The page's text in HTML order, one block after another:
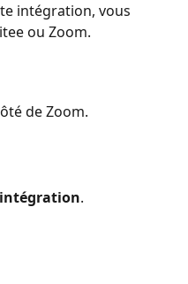
intégration, vous
ou Zoom.
de Zoom.
.